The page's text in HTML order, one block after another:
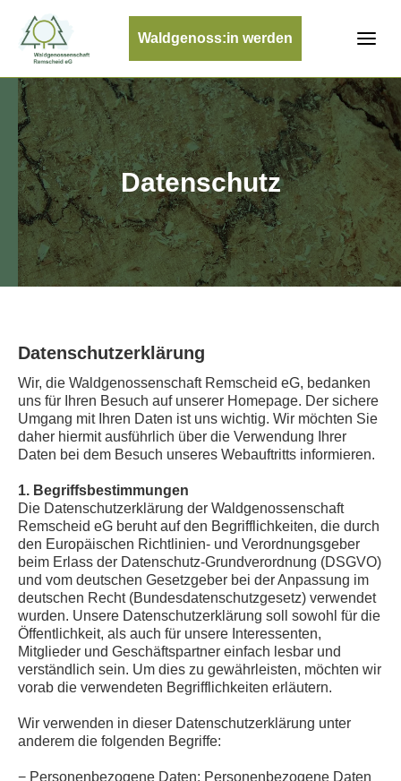
Waldgenoss:in werden
Datenschutz
Datenschutzerklärung
Wir, die Waldgenossenschaft Remscheid eG, bedanken
uns für Ihren Besuch auf unserer Homepage. Der sichere
Umgang mit Ihren Daten ist uns wichtig. Wir möchten Sie
daher hiermit ausführlich über die Verwendung Ihrer
Daten bei dem Besuch unseres Webauftritts informieren.
1. Begriffsbestimmungen
Die Datenschutzerklärung der Waldgenossenschaft
Remscheid eG beruht auf den Begrifflichkeiten, die durch
den Europäischen Richtlinien- und Verordnungsgeber
beim Erlass der Datenschutz-Grundverordnung (DSGVO)
und vom deutschen Gesetzgeber bei der Anpassung im
deutschen Recht (Bundesdatenschutzgesetz) verwendet
wurden. Unsere Datenschutzerklärung soll sowohl für die
Öffentlichkeit, als auch für unsere Interessenten,
Mitglieder und Geschäftspartner einfach lesbar und
verständlich sein. Um dies zu gewährleisten, möchten wir
vorab die verwendeten Begrifflichkeiten erläutern.
Wir verwenden in dieser Datenschutzerklärung unter
anderem die folgenden Begriffe:
− Personenbezogene Daten: Personenbezogene Daten